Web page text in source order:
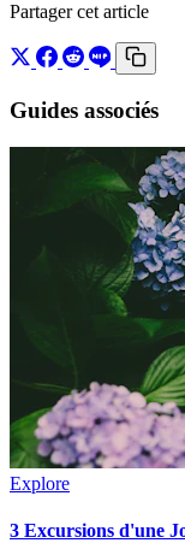
Partager cet article
Guides associés
Explore
3 Excursions d'une